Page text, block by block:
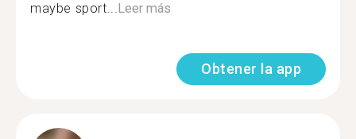
maybe sport...Leer más
Obtener la app